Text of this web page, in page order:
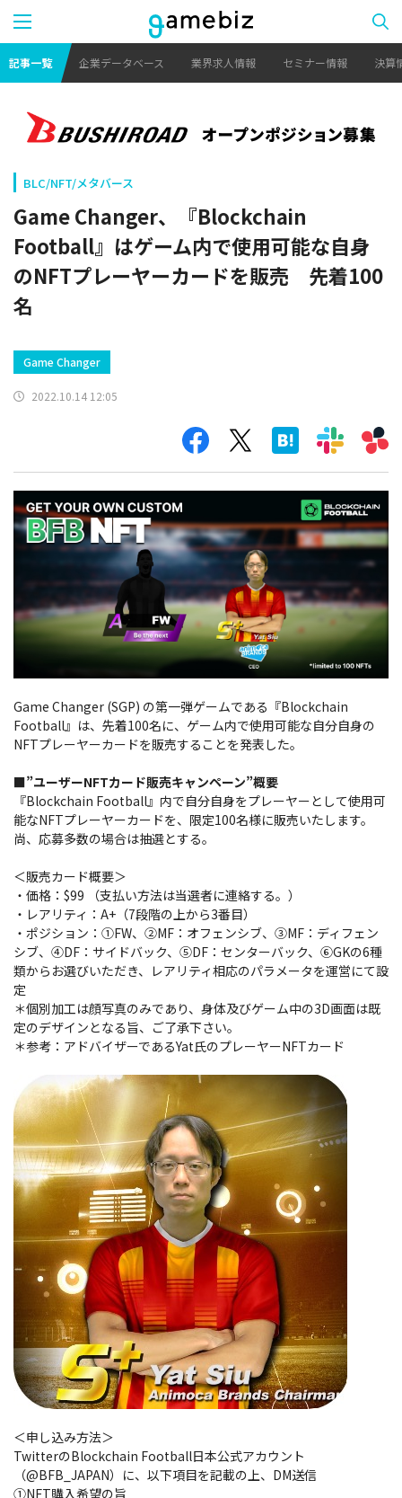
記事一覧 企業データベース 業界求人情報 セミナー情報 決算
BLC/NFT/メタバース
Game Changer、『Blockchain
Football』はゲーム内で使用可能な自身
のNFTプレーヤーカードを販売 先着100
名
Game Changer
2022.10.14 12:05
Game Changer (SGP) の第一弾ゲームである『Blockchain
Football』は、先着100名に、ゲーム内で使用可能な自分自身の
NFTプレーヤーカードを販売することを発表した。
■”ユーザーNFTカード販売キャンペーン”概要
『Blockchain Football』内で自分自身をプレーヤーとして使用可
能なNFTプレーヤーカードを、限定100名様に販売いたします。
尚、応募多数の場合は抽選とする。
＜販売カード概要＞
・価格：$99 （支払い方法は当選者に連絡する。）
・レアリティ：A+（7段階の上から3番目）
・ポジション：①FW、②MF：オフェンシブ、③MF：ディフェン
シブ、④DF：サイドバック、⑤DF：センターバック、⑥GKの6種
類からお選びいただき、レアリティ相応のパラメータを運営にて設
定
＊個別加工は顔写真のみであり、身体及びゲーム中の3D画面は既
定のデザインとなる旨、ご了承下さい。
＊参考：アドバイザーであるYat氏のプレーヤーNFTカード
＜申し込み方法＞
TwitterのBlockchain Football日本公式アカウント
（@BFB_JAPAN）に、以下項目を記載の上、DM送信
①NFT購入希望の旨